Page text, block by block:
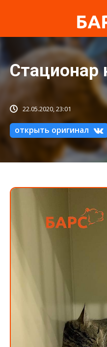
Стационар
22.05.2020, 23:01
открыть оригинал